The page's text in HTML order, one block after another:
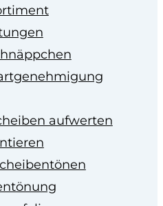
aufwerten